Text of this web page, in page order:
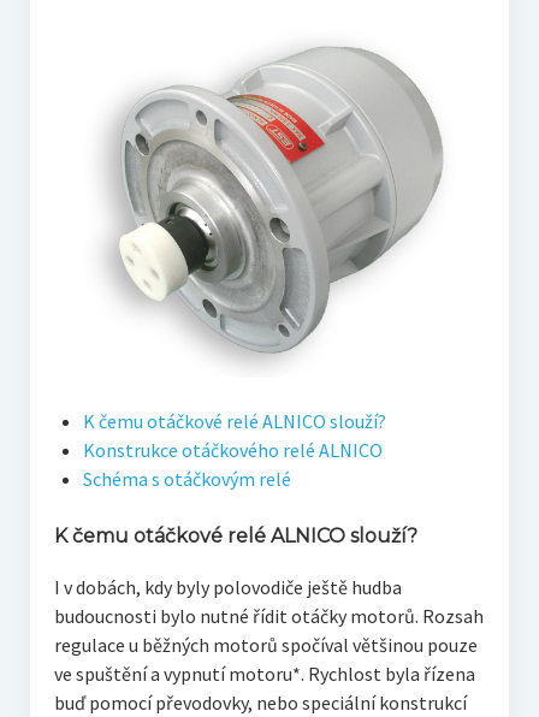
K čemu otáčkové relé ALNICO slouží?
Konstrukce otáčkového relé ALNICO
Schéma s otáčkovým relé
K čemu otáčkové relé ALNICO slouží?
I v dobách, kdy byly polovodiče ještě hudba
budoucnosti bylo nutné řídit otáčky motorů. Rozsah
regulace u běžných motorů spočíval většinou pouze
ve spuštění a vypnutí motoru*. Rychlost byla řízena
buď pomocí převodovky, nebo speciální konstrukcí